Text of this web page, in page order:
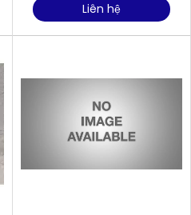
Liên hệ